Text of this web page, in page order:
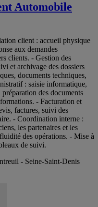
Automobile
client : accueil physique
aux demandes
clients. - Gestion des
et archivage des dossiers
documents techniques,
: saisie informatique,
des documents
- Facturation et
factures, suivi des
- Coordination interne :
les partenaires et les
des opérations. - Mise à
de suivi.
- Seine-Saint-Denis